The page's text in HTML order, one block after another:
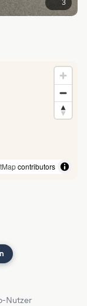
3
contributors
Nutzer